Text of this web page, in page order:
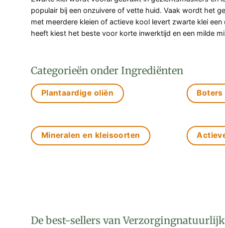
populair bij een onzuivere of vette huid. Vaak wordt het
met meerdere kleien of actieve kool levert zwarte klei
heeft kiest het beste voor korte inwerktijd en een milde
Categorieën onder Ingrediënten
Plantaardige oliën
Mineralen en kleisoorten
De best-sellers van Verzorgingnatuurlijk